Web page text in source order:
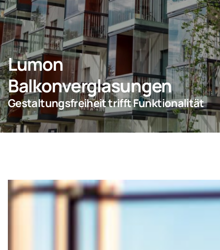
Privatkunden
Unternehmen
KONTAKT
Lumon
Balkonverglasungen
Gestaltungsfreiheit trifft Funktionalität